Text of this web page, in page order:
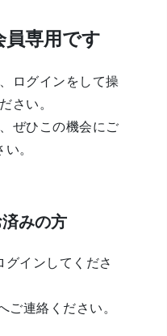
専用です
ログインをして操
さい。
ぜひこの機会にご
。
みの方
インしてくださ
ご連絡ください。